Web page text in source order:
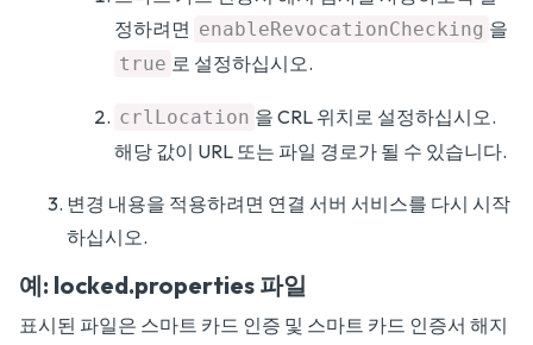
정하려면 enableRevocationChecking 을
true 로 설정하십시오.
crlLocation 을 CRL 위치로 설정하십시오.
해당 값이 URL 또는 파일 경로가 될 수 있습니다.
변경 내용을 적용하려면 연결 서버 서비스를 다시 시작
하십시오.
예: locked.properties 파일
표시된 파일은 스마트 카드 인증 및 스마트 카드 인증서 해지